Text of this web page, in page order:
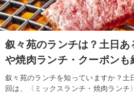
叙々苑のランチは？土日あ
や焼肉ランチ・クーポンも
叙々苑のランチを知っていますか？土
回は、〈ミックスランチ・焼肉ランチ